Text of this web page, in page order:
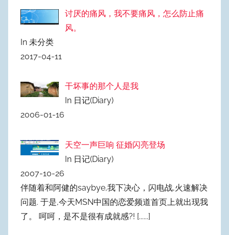
讨厌的痛风，我不要痛风，怎么防止痛
风。
In 未分类
2017-04-11
干坏事的那个人是我
In 日记(Diary)
2006-01-16
天空一声巨响 征婚闪亮登场
In 日记(Diary)
2007-10-26
伴随着和阿健的saybye,我下决心，闪电战,火速解决
问题. 于是,今天MSN中国的恋爱频道首页上就出现我
了。 呵呵，是不是很有成就感?! [......]